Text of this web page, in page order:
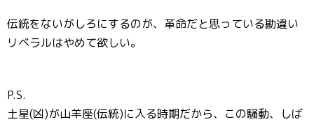
伝統をないがしろにするのが、革命だと思っている勘違い
リベラルはやめて欲しい。
P.S.
土星(凶)が山羊座(伝統)に入る時期だから、この騒動、しば